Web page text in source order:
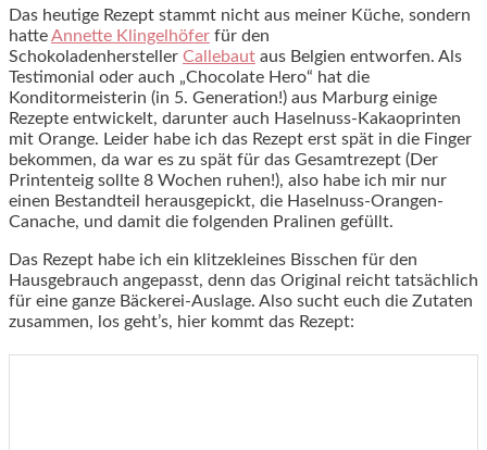
Das heutige Rezept stammt nicht aus meiner Küche, sondern
hatteAnnette Klingelhöfer für den
Schokoladenhersteller Callebaut aus Belgien entworfen. Als
Testimonial oder auch „Chocolate Hero“ hat die
Konditormeisterin (in 5. Generation!) aus Marburg einige
Rezepte entwickelt, darunter auch Haselnuss-Kakaoprinten
mit Orange. Leider habe ich das Rezept erst spät in die Finger
bekommen, da war es zu spät für das Gesamtrezept (Der
Printenteig sollte 8 Wochen ruhen!), also habe ich mir nur
einen Bestandteil herausgepickt, die Haselnuss-Orangen-
Canache, und damit die folgenden Pralinen gefüllt.
Das Rezept habe ich ein klitzekleines Bisschen für den
Hausgebrauch angepasst, denn das Original reicht tatsächlich
für eine ganze Bäckerei-Auslage. Also sucht euch die Zutaten
zusammen, los geht’s, hier kommt das Rezept: